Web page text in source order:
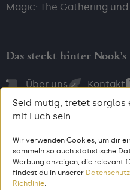
Seid mutig, tretet sorglos
mit Euch sein
Wir verwenden Cookies, um dir
sammeln so auch statistische
Werbung anzeigen, die relevant
findest du in unserer
Richtlinie
Magic: The Gathering
Das steckt hinter Nook's
Über uns Kontakt
Bezahl, wie du willst